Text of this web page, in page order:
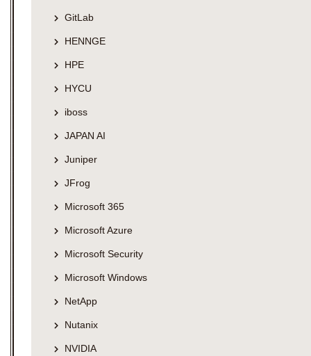
GitLab
HENNGE
HPE
HYCU
iboss
JAPAN AI
Juniper
JFrog
Microsoft 365
Microsoft Azure
Microsoft Security
Microsoft Windows
NetApp
Nutanix
NVIDIA